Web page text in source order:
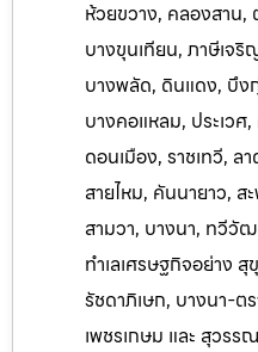
ห้วยขวาง, คลองสาน
บางขุนเทียน, ภาษีเจ
บางพลัด, ดินแดง, บึง
บางคอแหลม, ประเว
ดอนเมือง, ราชเทวี,
สายไหม, คันนายาว,
สามวา, บางนา, ทวีวั
ทำเลเศรษฐกิจอย่าง
รัชดาภิเษก, บางนา-ต
เพชรเกษม และ สุวรร